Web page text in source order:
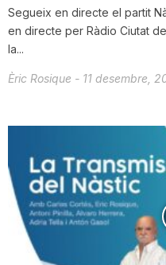
Segueix en directe el partit
en directe per Ràdio Ciutat
la...
Èric Rosique - 11 desembre,